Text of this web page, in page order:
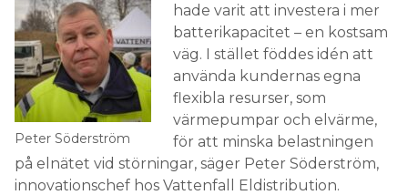
Peter Söderström
hade varit att investera i mer
batterikapacitet – en kostsam
väg. I stället föddes idén att
använda kundernas egna
flexibla resurser, som
värmepumpar och elvärme,
för att minska belastningen
på elnätet vid störningar, säger Peter Söderström,
innovationschef hos Vattenfall Eldistribution.